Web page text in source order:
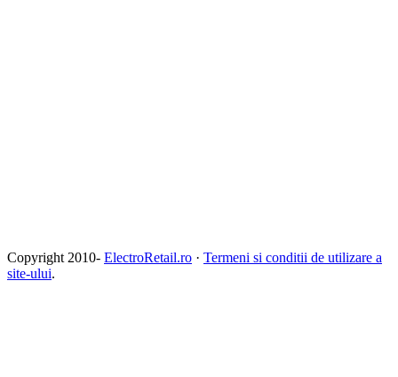
Copyright 2010- ElectroRetail.ro · Termeni si conditii de utilizare a
site-ului.